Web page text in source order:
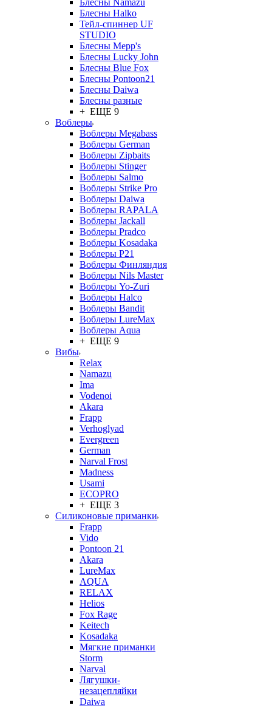
Блесны Namazu
Блесны Halko
Тейл-спиннер UF
STUDIO
Блесны Mepp's
Блесны Lucky John
Блесны Blue Fox
Блесны Pontoon21
Блесны Daiwa
Блесны разные
+ ЕЩЕ 9
Воблеры
Воблеры Megabass
Воблеры German
Воблеры Zipbaits
Воблеры Stinger
Воблеры Salmo
Воблеры Strike Pro
Воблеры Daiwa
Воблеры RAPALA
Воблеры Jackall
Воблеры Pradco
Воблеры Kosadaka
Воблеры P21
Воблеры Финляндия
Воблеры Nils Master
Воблеры Yo-Zuri
Воблеры Halco
Воблеры Bandit
Воблеры LureMax
Воблеры Aqua
+ ЕЩЕ 9
Вибы
Relax
Namazu
Ima
Vodenoi
Akara
Frapp
Verhoglyad
Evergreen
German
Narval Frost
Madness
Usami
ECOPRO
+ ЕЩЕ 3
Силиконовые приманки
Frapp
Vido
Pontoon 21
Akara
LureMax
AQUA
RELAX
Helios
Fox Rage
Keitech
Kosadaka
Мягкие приманки
Storm
Narval
Лягушки-
незацепляйки
Daiwa